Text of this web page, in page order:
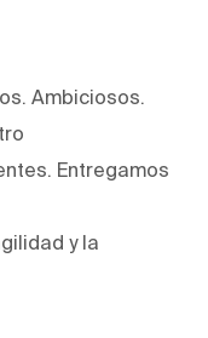
Ambiciosos.
Entregamos
y la